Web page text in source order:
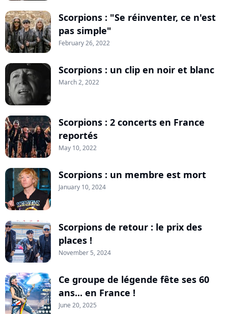
Scorpions : "Se réinventer, ce n'est
pas simple"
February 26, 2022
Scorpions : un clip en noir et blanc
March 2, 2022
Scorpions : 2 concerts en France
reportés
May 10, 2022
Scorpions : un membre est mort
January 10, 2024
Scorpions de retour : le prix des
places !
November 5, 2024
Ce groupe de légende fête ses 60
ans... en France !
June 20, 2025